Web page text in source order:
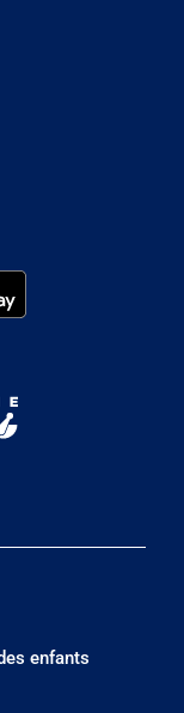
enfants